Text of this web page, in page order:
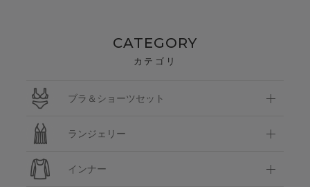
CATEGORY
カテゴリ
ブラ＆ショーツセット
ランジェリー
インナー